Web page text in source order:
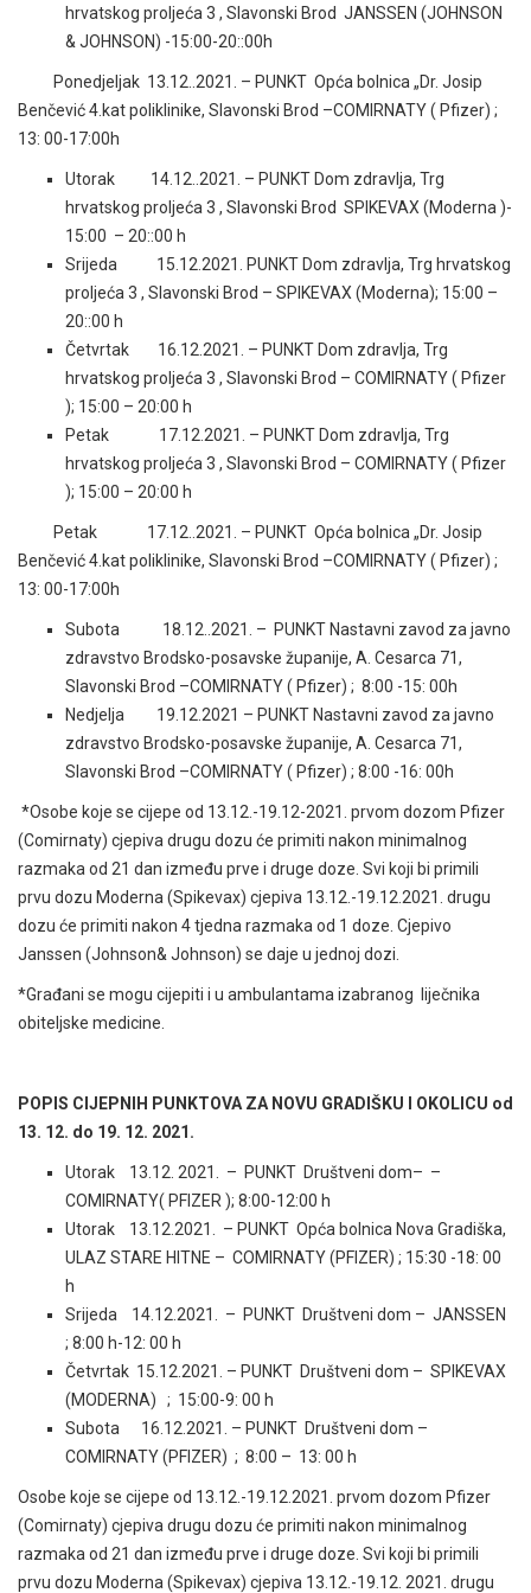
hrvatskog proljeća 3 , Slavonski Brod JANSSEN (JOHNSON
& JOHNSON) -15:00-20::00h
Ponedjeljak 13.12..2021. – PUNKT Opća bolnica „Dr. Josip
Benčević 4.kat poliklinike, Slavonski Brod –COMIRNATY ( Pfizer) ;
13: 00-17:00h
Utorak 14.12..2021. – PUNKT Dom zdravlja, Trg
hrvatskog proljeća 3 , Slavonski Brod SPIKEVAX (Moderna )-
15:00 – 20::00 h
Srijeda 15.12.2021. PUNKT Dom zdravlja, Trg hrvatskog
proljeća 3 , Slavonski Brod – SPIKEVAX (Moderna); 15:00 –
20::00 h
Četvrtak 16.12.2021. – PUNKT Dom zdravlja, Trg
hrvatskog proljeća 3 , Slavonski Brod – COMIRNATY ( Pfizer
); 15:00 – 20:00 h
Petak 17.12.2021. – PUNKT Dom zdravlja, Trg
hrvatskog proljeća 3 , Slavonski Brod – COMIRNATY ( Pfizer
); 15:00 – 20:00 h
Petak 17.12..2021. – PUNKT Opća bolnica „Dr. Josip
Benčević 4.kat poliklinike, Slavonski Brod –COMIRNATY ( Pfizer) ;
13: 00-17:00h
Subota 18.12..2021. – PUNKT Nastavni zavod za javno
zdravstvo Brodsko-posavske županije, A. Cesarca 71,
Slavonski Brod –COMIRNATY ( Pfizer) ; 8:00 -15: 00h
Nedjelja 19.12.2021 – PUNKT Nastavni zavod za javno
zdravstvo Brodsko-posavske županije, A. Cesarca 71,
Slavonski Brod –COMIRNATY ( Pfizer) ; 8:00 -16: 00h
*Osobe koje se cijepe od 13.12.-19.12-2021. prvom dozom Pfizer
(Comirnaty) cjepiva drugu dozu će primiti nakon minimalnog
razmaka od 21 dan između prve i druge doze. Svi koji bi primili
prvu dozu Moderna (Spikevax) cjepiva 13.12.-19.12.2021. drugu
dozu će primiti nakon 4 tjedna razmaka od 1 doze. Cjepivo
Janssen (Johnson& Johnson) se daje u jednoj dozi.
*Građani se mogu cijepiti i u ambulantama izabranog liječnika
obiteljske medicine.
POPIS CIJEPNIH PUNKTOVA ZA NOVU GRADIŠKU I OKOLICU od
13. 12. do 19. 12. 2021.
Utorak 13.12. 2021. – PUNKT Društveni dom– –
COMIRNATY( PFIZER ); 8:00-12:00 h
Utorak 13.12.2021. – PUNKT Opća bolnica Nova Gradiška,
ULAZ STARE HITNE – COMIRNATY (PFIZER) ; 15:30 -18: 00
h
Srijeda 14.12.2021. – PUNKT Društveni dom – JANSSEN
; 8:00 h-12: 00 h
Četvrtak 15.12.2021. – PUNKT Društveni dom – SPIKEVAX
(MODERNA) ; 15:00-9: 00 h
Subota 16.12.2021. – PUNKT Društveni dom –
COMIRNATY (PFIZER) ; 8:00 – 13: 00 h
Osobe koje se cijepe od 13.12.-19.12.2021. prvom dozom Pfizer
(Comirnaty) cjepiva drugu dozu će primiti nakon minimalnog
razmaka od 21 dan između prve i druge doze. Svi koji bi primili
prvu dozu Moderna (Spikevax) cjepiva 13.12.-19.12. 2021. drugu